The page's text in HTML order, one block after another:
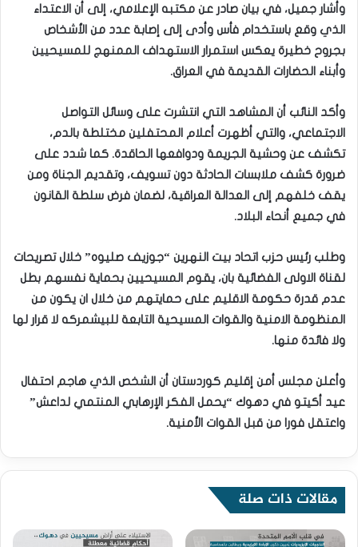
وأشار جميل، في بيان صادر عن مكتبه الإعلامي، إلى أن الاعتداء
الذي وقع باستخدام فأس وأدى إلى إصابة عدد من الأشخاص
بجروح خطيرة يعكس استمرار الاستهداف الممنهج للمسيحيين
وأبناء الحضارات القديمة في العراق.
وأكد النائب أن المشاهد التي انتشرت على وسائل التواصل
الاجتماعي، والتي أظهرت أعلام المحتفلين مختلطة بالدم،
تكشف عن وحشية الجريمة ودوافعها الحاقدة. كما شدد على
ضرورة كشف ملابسات الحادثة دون تسويف، وتقديم الجناة ومن
يقف خلفهم إلى العدالة العراقية، لضمان فرض سلطة القانون
في جميع أنحاء البلاد.
وطلب رئيس حزب اتحاد بيت النهرين “جوزيف صليوه” خلال تصريحات
لقناة الاولى الفضائية بان، يقوم المسيحيين بحماية نفسهم بطل
عدم قدرة حكومة الاقليم على حمايتهم من خلال ان يكون من
المنظومة الامنية والقوات المسيحية التابعة للبيشمركه لا قرار لها
ولا فائدة منها.
وأعلن مجلس أمن إقليم كوردستان أن الشخص الذي هاجم احتفال
عيد أكيتو في دهوك “يحمل الفكر الإرهابي المنتمي لداعش”
واعتقل فورا من قبل القوات الأمنية.
مقالات ذات صلة